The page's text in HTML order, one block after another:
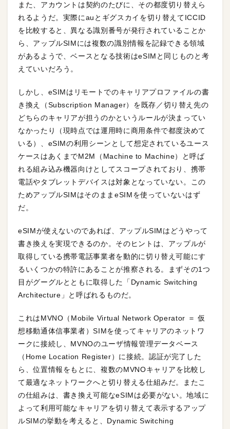
また、アカウントは契約のたびに、その都度切り替えら
れるようだ。実際にauとギグスカイを切り替えてICCID
を比較すると、異なる識別番号が発行されていることか
ら、アップルSIMには複数の識別情報を記録できる領域
があるようで、ベースとなる技術はeSIMと同じものと考
えていいだろう。
しかし、eSIMはリモートでのキャリアプロファイルの書
き換え（Subscription Manager）を既存／切り替え先の
どちらのキャリアが担うのかというルールが決まってい
なかったり（現時点では運用時に商用条件で都度決めて
いる）、eSIMの利用シーンとして想定されているユース
ケースはあくまでM2M（Machine to Machine）と呼ば
れる組み込み機器向けとしてスコープされており、携帯
電話やタブレットデバイスは対象となっていない。この
ためアップルSIMはそのままeSIMを使っていないはず
だ。
eSIMが使えないのであれば、アップルSIMはどうやって
書き換えを実現できるのか。そのヒントは、アップルが
取得している携帯電話事業者を動的に切り替え可能にす
るいくつかの特許にあることが推察される。まずその1つ
目がグーグルとともに取得した「Dynamic Switching
Architecture」と呼ばれるものだ。
これはMVNO（Mobile Virtual Network Operator ＝ 仮
想移動通体信事業者）SIMを使ってキャリアのネットワ
ークに接続し、MVNOのユーザ情報管理データベース
（Home Location Register）に接続。認証が完了した
ら、位置情報をもとに、複数のMVNOキャリアを比較し
て最適なネットワークへと切り替える仕組みだ。またこ
の仕組みは、書き換え可能なeSIMは必要がない。地域に
よって利用可能なキャリアを切り替えて表示するアップ
ルSIMの挙動を考えると、Dynamic Switching